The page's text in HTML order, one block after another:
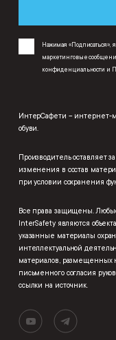
Нажимая «Подписаться»,
маркетинговые
конфиденциальности и
ИнтерСафети – интернет-
обуви.
Производитель оставляет
изменения в состав
при условии сохранения
Все права защищены.
InterSafety являются
указанные материалы
интеллектуальной
материалов, размещенных
письменного согласия
ссылки на источник.